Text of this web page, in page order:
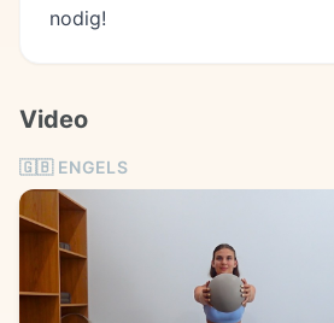
nodig!
Video
🇬🇧 ENGELS